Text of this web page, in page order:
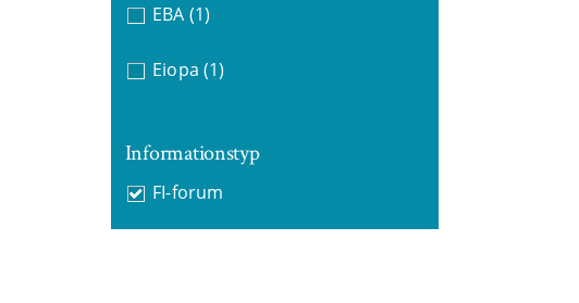
EBA (1)
Eiopa (1)
Informationstyp
FI-forum